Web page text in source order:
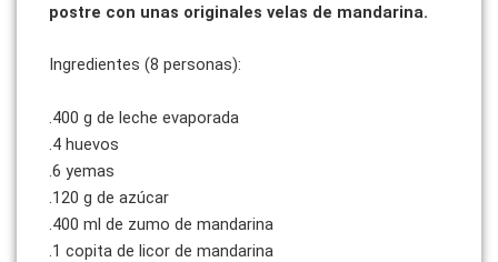
postre con unas originales velas de mandarina.
Ingredientes (8 personas):
.400 g de leche evaporada
.4 huevos
.6 yemas
.120 g de azúcar
.400 ml de zumo de mandarina
.1 copita de licor de mandarina